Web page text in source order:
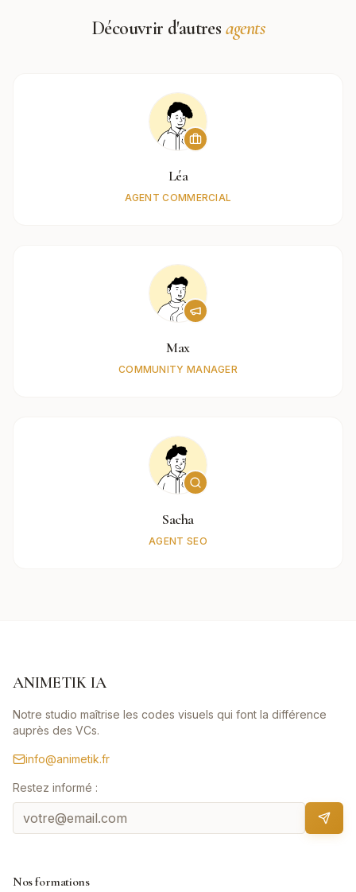
Découvrir d'autres agents
Léa
AGENT COMMERCIAL
Max
COMMUNITY MANAGER
Sacha
AGENT SEO
ANIMETIK IA
Notre studio maîtrise les codes visuels qui font la différence
auprès des VCs.
info@animetik.fr
Restez informé :
Nos formations